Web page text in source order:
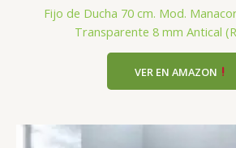
Fijo de Ducha 70 cm. Mod.
Transparente 8 mm Antical
VER EN AMAZON